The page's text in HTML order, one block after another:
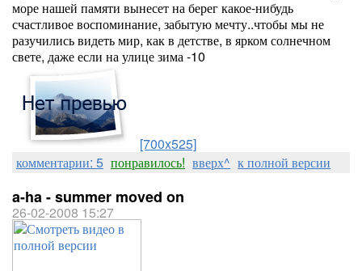
море нашей памяти вынесет на берег какое-нибудь
счастливое воспоминание, забытую мечту..чтобы мы не
разучились видеть мир, как в детстве, в ярком солнечном
свете, даже если на улице зима -10
[700x525]
комментарии: 5 понравилось! вверх^ к полной версии
a-ha - summer moved on
26-02-2008 15:27